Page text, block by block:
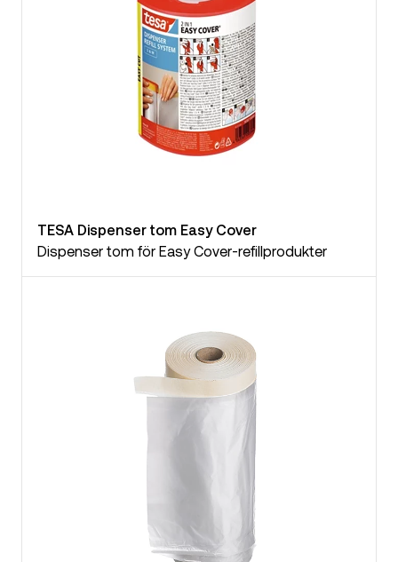
TESA Dispenser tom Easy Cover
Dispenser tom för Easy Cover-refillprodukter